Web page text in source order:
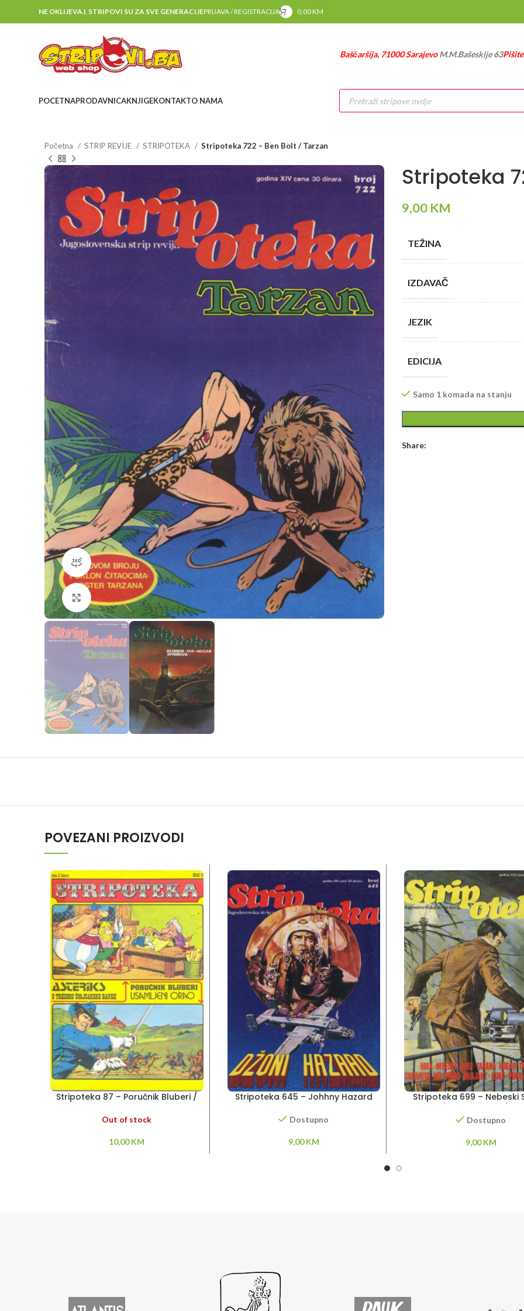
NE OKLIJEVAJ, STRIPOVI SU ZA SVE GENERACIJEPRIJAVA / REGISTRACIJA 0,00KM
Baščaršija, 71000 SarajevoM.M.Bašeskije 63
POCETNAPRODAVNICAKNJIGEKONTAKTO NAMA
Products
search
Početna STRIP REVIJE STRIPOTEKA Stripoteka 722 – Ben Bolt / Tarzan
360 product view
Klikni da povečaš
Stripoteka
9,00 KM
TEŽINA
IZDAVAČ
JEZIK
EDICIJA
Samo 1 komada na stanju
Share:
POVEZANI PROIZVODI
Stripoteka 87 – Poručnik Bluberi /
Out of stock
10,00KM
Stripoteka 645 – Johhny Hazard
Dostupno
9,00KM
Stripoteka 699 – Nebeski
kči
Dostupno
9,00KM